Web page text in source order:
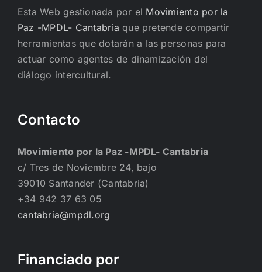
Esta Web gestionada por el Movimiento por la
Paz -MPDL- Cantabria que pretende compartir
herramientas que dotarán a las personas para
actuar como agentes de dinamización del
diálogo intercultural.
Contacto
Movimiento por la Paz -MPDL- Cantabria
c/ Tres de Noviembre 24, bajo
39010 Santander (Cantabria)
+34 942 37 63 05
cantabria@mpdl.org
Financiado por